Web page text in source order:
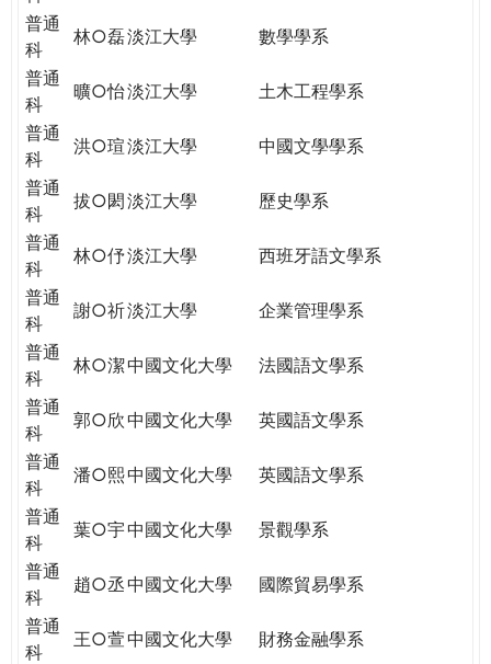
普通
科
林○磊淡江大學
數學學系
普通
科
曠○怡淡江大學
土木工程學系
普通
科
洪○瑄淡江大學
中國文學學系
普通
科
拔○閎淡江大學
歷史學系
普通
科
林○伃淡江大學
西班牙語文學系
普通
科
謝○祈淡江大學
企業管理學系
普通
科
林○潔中國文化大學
法國語文學系
普通
科
郭○欣中國文化大學
英國語文學系
普通
科
潘○熙中國文化大學
英國語文學系
普通
科
葉○宇中國文化大學
景觀學系
普通
科
趙○丞中國文化大學
國際貿易學系
普通
科
王○萱中國文化大學
財務金融學系